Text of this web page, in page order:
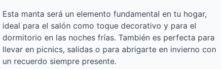
Esta manta será un elemento fundamental en tu hogar,
ideal para el salón como toque decorativo y para el
dormitorio en las noches frías. También es perfecta para
llevar en picnics, salidas o para abrigarte en invierno con
un recuerdo siempre presente.